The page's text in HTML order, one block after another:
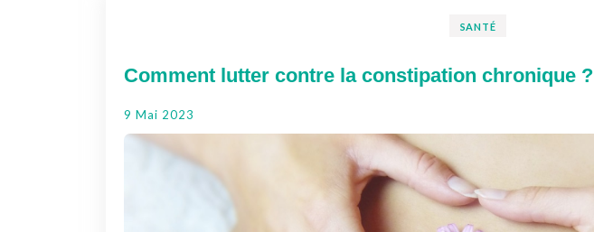
SANTÉ
Comment lutter contre la constipation chronique ?
9 Mai 2023